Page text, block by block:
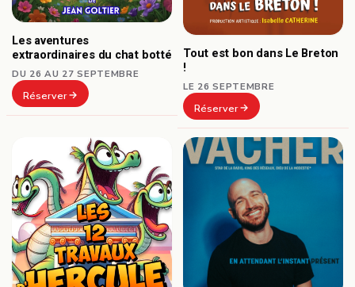
Les aventures
extraordinaires du chat botté
DU 26 AU 27 SEPTEMBRE
Réserver
Tout est bon dans Le Breton
!
LE 26 SEPTEMBRE
Réserver